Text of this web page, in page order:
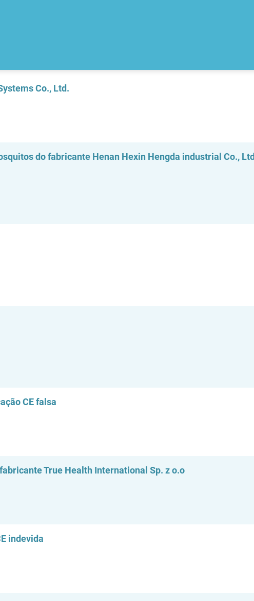
Co., Ltd.
do fabricante Henan Hexin Hengda industrial Co., Ltd
CE falsa
True Health International Sp. z o.o
indevida